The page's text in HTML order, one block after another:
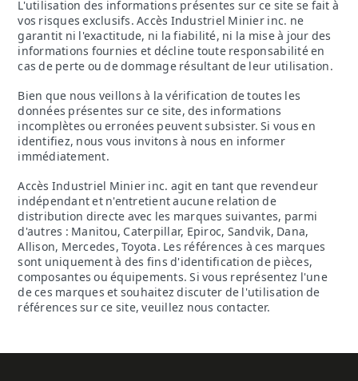
L'utilisation des informations présentes sur ce site se fait à
vos risques exclusifs. Accès Industriel Minier inc. ne
garantit ni l'exactitude, ni la fiabilité, ni la mise à jour des
informations fournies et décline toute responsabilité en
cas de perte ou de dommage résultant de leur utilisation.
Bien que nous veillons à la vérification de toutes les
données présentes sur ce site, des informations
incomplètes ou erronées peuvent subsister. Si vous en
identifiez, nous vous invitons à nous en informer
immédiatement.
Accès Industriel Minier inc. agit en tant que revendeur
indépendant et n'entretient aucune relation de
distribution directe avec les marques suivantes, parmi
d'autres : Manitou, Caterpillar, Epiroc, Sandvik, Dana,
Allison, Mercedes, Toyota. Les références à ces marques
sont uniquement à des fins d'identification de pièces,
composantes ou équipements. Si vous représentez l'une
de ces marques et souhaitez discuter de l'utilisation de
références sur ce site, veuillez nous contacter.